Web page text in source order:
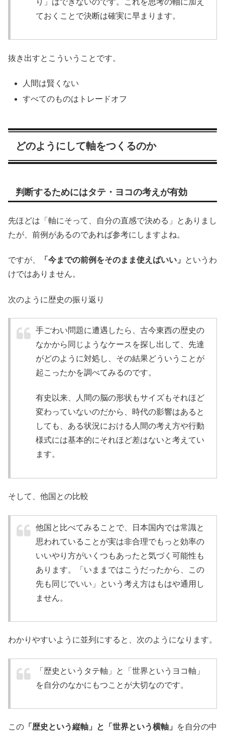
ておくことで決断は確実に早まります。
抜き出すとこういうことです。
人間は賢くない
すべてのものはトレードオフ
どのようにして軸をつくるのか
判断するためにはタテ・ヨコの考えが有効
先ほどは「軸にそって、自分の直感で決める」とありまし
たが、前例があるのであれば参考にしますよね。
ですが、 「今までの前例をそのまま使えばいい」
というわ
けではありません。
次のように歴史の振り返り
手ごわい問題に遭遇したら、古今東西の歴史の
なかから同じようなケースを探し出して、先達
がどのように対処し、その結果どういうことが
起こったかを調べてみるのです。
有史以来、人間の脳の形状もサイズもそれほど
変わっていないのだから、時代の影響はあると
しても、ある状況における人間の考え方や行動
様式には基本的にそれほど差はないと考えてい
ます。
そして、他国との比較
他国と比べてみることで、日本国内では常識と
思われていることが実は非合理でもっと効率の
いいやり方がいくつもあったと気づく可能性も
あります。「いままではこうだったから、この
先も同じでいい」という考え方はもはや通用し
ません。
わかりやすいように並列にすると、次のようになります。
「歴史というタテ軸」と「世界というヨコ軸」
を自分のなかにもつことが大切なのです。
この 「歴史という縦軸」と「世界という横軸」
を自分の中